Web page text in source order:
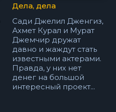
Дела, дела
Сади Джелил Дженгиз,
Ахмет Курал и Мурат
Джемчир дружат
давно и жаждут стать
известными актерами.
Правда, у них нет
денег на большой
интересный проект...